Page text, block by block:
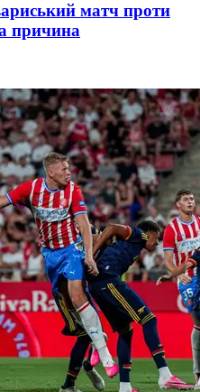
матч проти
причина